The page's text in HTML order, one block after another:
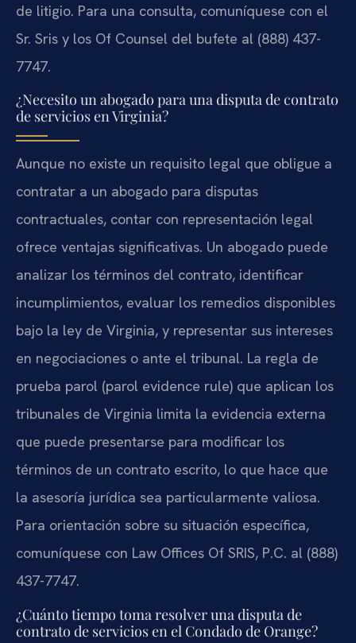
de litigio. Para una consulta, comuníquese con el
Sr. Sris y los Of Counsel del bufete al (888) 437-
7747.
¿Necesito un abogado para una disputa de contrato
de servicios en Virginia?
Aunque no existe un requisito legal que obligue a
contratar a un abogado para disputas
contractuales, contar con representación legal
ofrece ventajas significativas. Un abogado puede
analizar los términos del contrato, identificar
incumplimientos, evaluar los remedios disponibles
bajo la ley de Virginia, y representar sus intereses
en negociaciones o ante el tribunal. La regla de
prueba parol (parol evidence rule) que aplican los
tribunales de Virginia limita la evidencia externa
que puede presentarse para modificar los
términos de un contrato escrito, lo que hace que
la asesoría jurídica sea particularmente valiosa.
Para orientación sobre su situación específica,
comuníquese con Law Offices Of SRIS, P.C. al (888)
437-7747.
¿Cuánto tiempo toma resolver una disputa de
contrato de servicios en el Condado de Orange?